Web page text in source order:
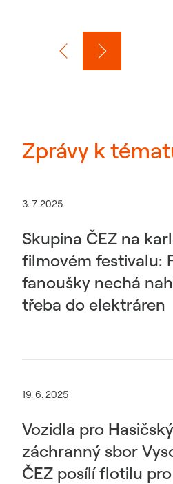
Zprávy k
3. 7. 2025
Skupina ČEZ na
filmovém festivalu:
fanoušky nechá
třeba do elektráren
19. 6. 2025
Vozidla pro Hasičský
záchranný sbor
ČEZ posílí flotilu pro